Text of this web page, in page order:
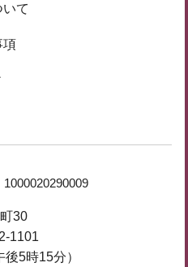
て
項
1000020290009
30
1101
5時15分）